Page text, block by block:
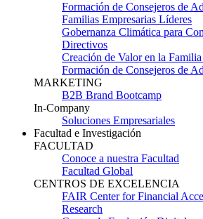
Formación de Consejeros de
Familias Empresarias Líderes
Gobernanza Climática para
Directivos
Creación de Valor en la
Formación de Consejeros de
MARKETING
B2B Brand Bootcamp
In-Company
Soluciones Empresariales
Facultad e Investigación
FACULTAD
Conoce a nuestra Facultad
Facultad Global
CENTROS DE EXCELENCIA
FAIR Center for Financial
Research